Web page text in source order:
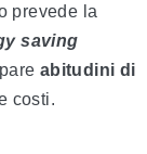
prevede la
saving
abitudini di
costi.